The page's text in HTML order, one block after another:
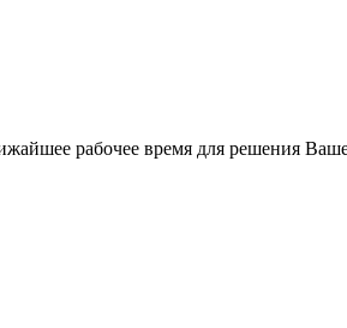
рабочее время для решения